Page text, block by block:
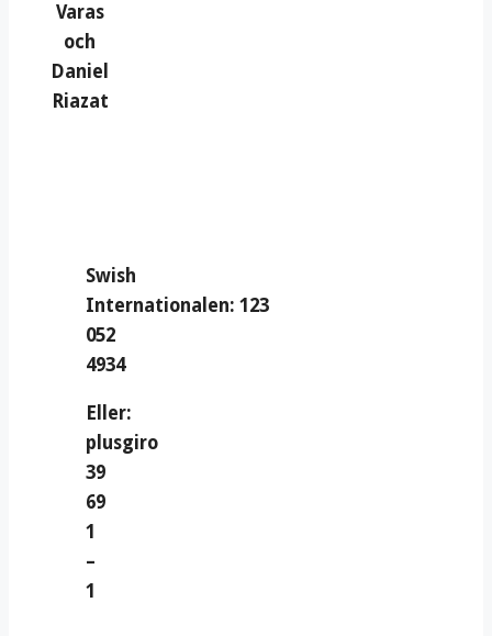
Varas
och
Daniel
Riazat
Swish
Internationalen: 123
052
4934
Eller:
plusgiro
39
69
1
–
1